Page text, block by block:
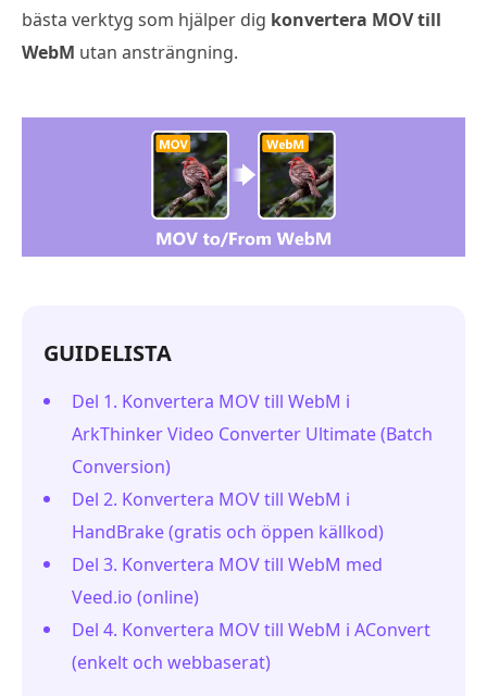
bästa verktyg som hjälper dig konvertera MOV till
WebM utan ansträngning.
GUIDELISTA
Del 1. Konvertera MOV till WebM i
ArkThinker Video Converter Ultimate (Batch
Conversion)
Del 2. Konvertera MOV till WebM i
HandBrake (gratis och öppen källkod)
Del 3. Konvertera MOV till WebM med
Veed.io (online)
Del 4. Konvertera MOV till WebM i AConvert
(enkelt och webbaserat)